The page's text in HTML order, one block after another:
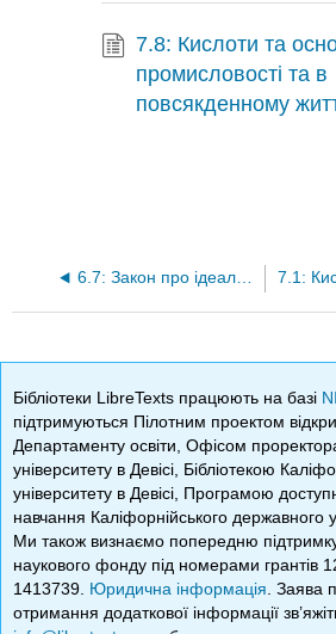
7.8: Кислоти та
промисловості та в
повсякденному
6.7: Закон про ідеальний газ
Бібліотеки LibreTexts працюють на базі
підтримуються Пілотним проектом
Департаменту освіти, Офісом
університету в Девісі, Бібліотекою
університету в Девісі, Програмою
навчання Каліфорнійського державного
Ми також визнаємо попередню
наукового фонду під номерами грантів
1413739. Юридична інформація . Заява
отримання додаткової інформації